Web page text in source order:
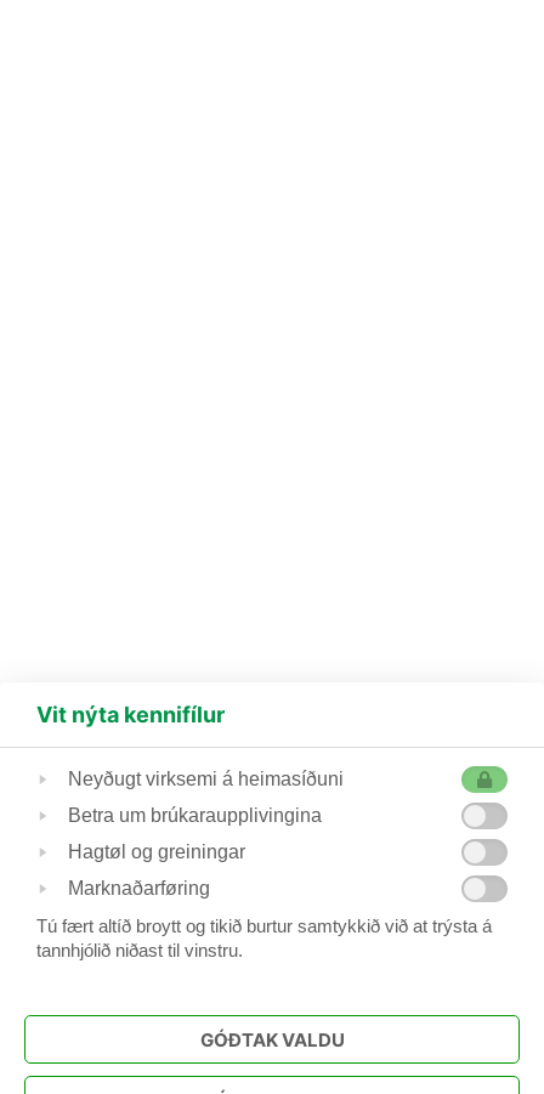
(+298) 230 435
bridge@bridge.fo
Hoydalsvegur 21, 100 Tórshavn, Postboks 1138,
- er fastur limur í Hugaítrótt Føroya
les viðtøkur
Kappingar
Bridgeskúli
Feløg
Vit nýta kennifílur
Neyðugt virksemi á heimasíðuni
Betra um brúkaraupplivingina
Hagtøl og greiningar
Marknaðarføring
Tú fært altíð broytt og tikið burtur samtykkið við at trýsta á
tannhjólið niðast til vinstru.
GÓÐTAK VALDU